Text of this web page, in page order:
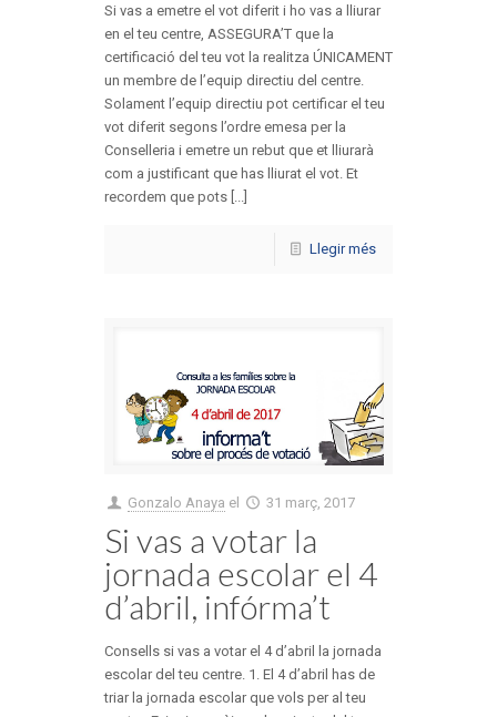
Si vas a emetre el vot diferit i ho vas a lliurar
en el teu centre, ASSEGURA’T que la
certificació del teu vot la realitza ÚNICAMENT
un membre de l’equip directiu del centre.
Solament l’equip directiu pot certificar el teu
vot diferit segons l’ordre emesa per la
Conselleria i emetre un rebut que et lliurarà
com a justificant que has lliurat el vot. Et
recordem que pots [...]
Llegir més
Gonzalo Anaya el 31 març, 2017
Si vas a votar la
jornada escolar el 4
d’abril, infórma’t
Consells si vas a votar el 4 d’abril la jornada
escolar del teu centre. 1. El 4 d’abril has de
triar la jornada escolar que vols per al teu